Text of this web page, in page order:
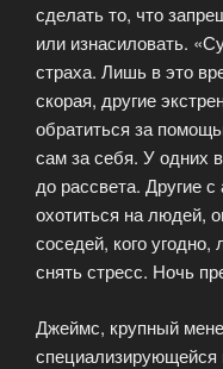
сделать то, что
или изнасиловать.
страха. Лишь в это
скорая, другие
обратиться за
сам за себя. У одних
до рассвета. Другие
охотиться на людей,
соседей, кого
снять стресс. Ночь
Джеймс, крупный
специализирующейся